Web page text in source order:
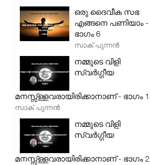
ഒരു ദൈവീക സഭ
എങ്ങനെ പണിയാം -
ഭാഗം 6
സാക് പുന്നൻ
നമ്മുടെ വിളി
സ്വർഗ്ഗീയ
മനസ്സ്ള്ളവരായിരിക്കാനാണ് - ഭാഗം 1
സാക് പുന്നൻ
നമ്മുടെ വിളി
സ്വർഗ്ഗീയ
മനസ്സ്ള്ളവരായിരിക്കാനാണ് - ഭാഗം 2